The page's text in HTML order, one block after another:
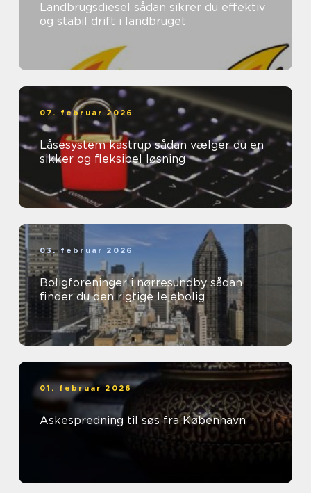
Landbrugsdiesel sådan sikrer du effektiv
og stabil drift i landbruget
07. februar 2026
Låsesystem kastrup sådan vælger du en
sikker og fleksibel løsning
03. februar 2026
Boligforeninger i nørresundby sådan
finder du den rigtige lejebolig
01. februar 2026
Askespredning til søs fra København